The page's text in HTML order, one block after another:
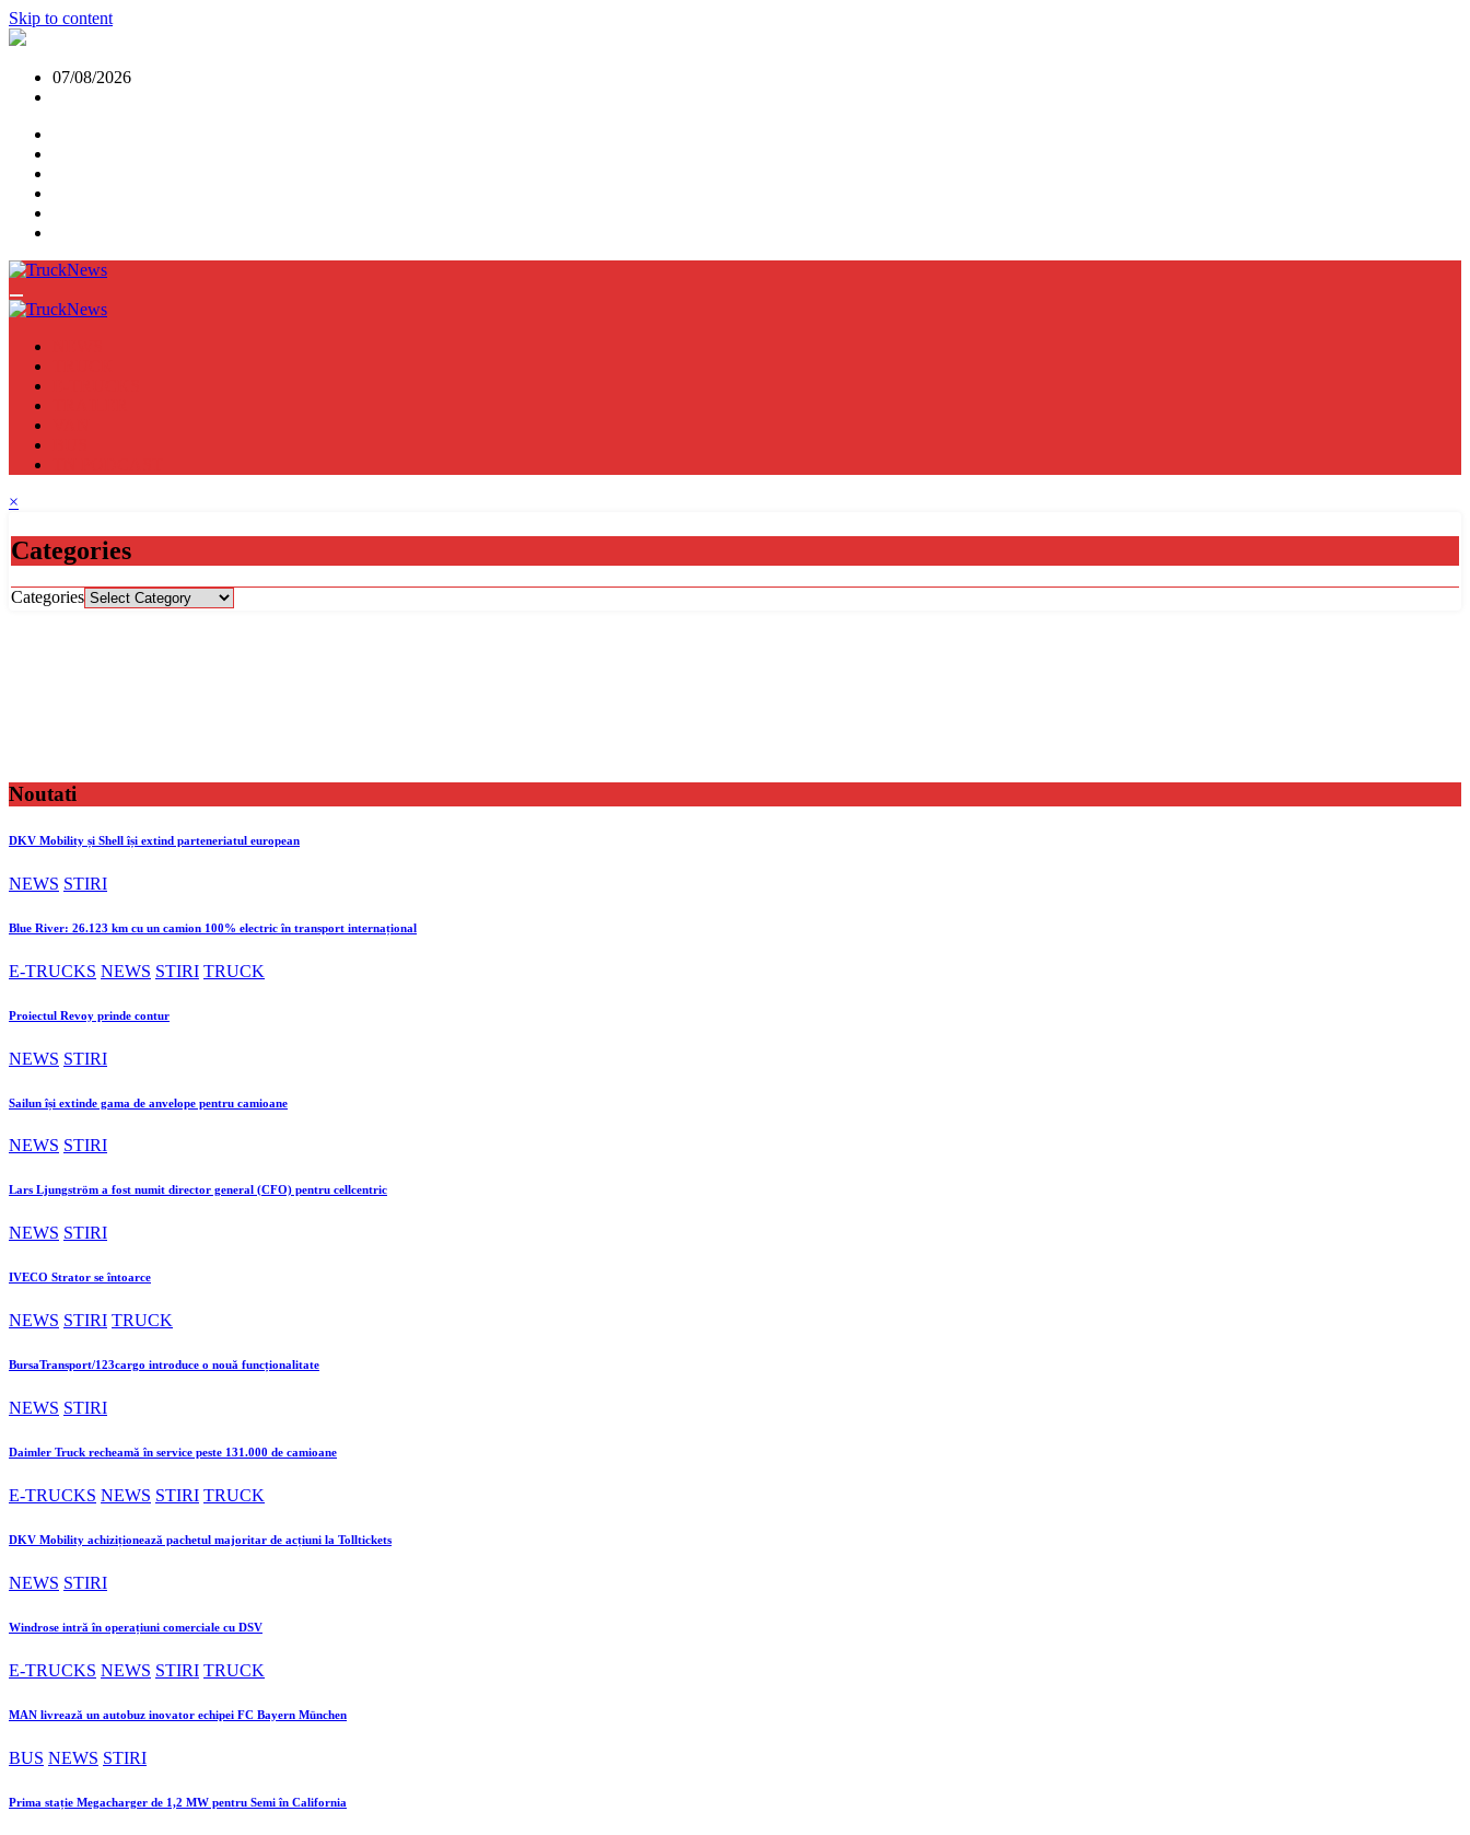
Skip to content
07/08/2026
×
Categories
Categories
Noutati
DKV Mobility și Shell își extind parteneriatul european
NEWS STIRI
Blue River: 26.123 km cu un camion 100% electric în transport internațional
E-TRUCKS NEWS STIRI TRUCK
Proiectul Revoy prinde contur
NEWS STIRI
Sailun își extinde gama de anvelope pentru camioane
NEWS STIRI
Lars Ljungström a fost numit director general (CFO) pentru cellcentric
NEWS STIRI
IVECO Strator se întoarce
NEWS STIRI TRUCK
BursaTransport/123cargo introduce o nouă funcționalitate
NEWS STIRI
Daimler Truck recheamă în service peste 131.000 de camioane
E-TRUCKS NEWS STIRI TRUCK
DKV Mobility achiziționează pachetul majoritar de acțiuni la Tolltickets
NEWS STIRI
Windrose intră în operațiuni comerciale cu DSV
E-TRUCKS NEWS STIRI TRUCK
MAN livrează un autobuz inovator echipei FC Bayern München
BUS NEWS STIRI
Prima stație Megacharger de 1,2 MW pentru Semi în California